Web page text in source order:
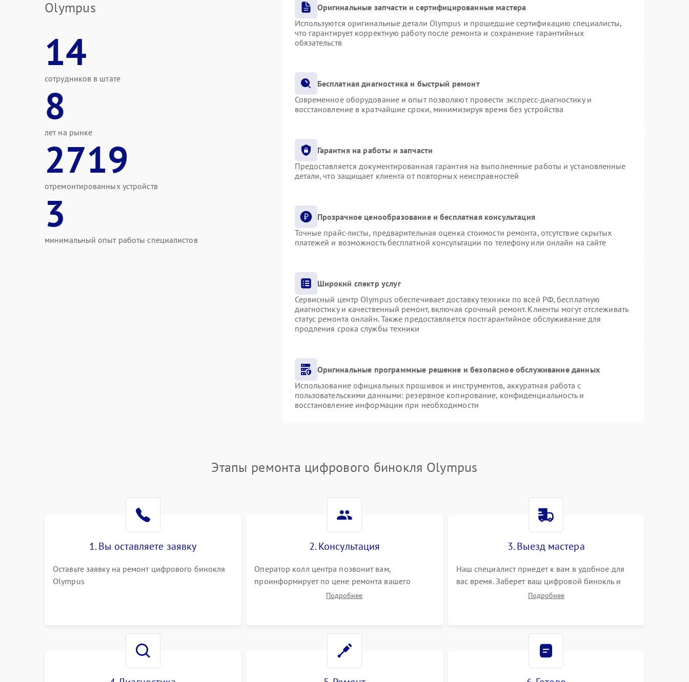
Olympus
14
сотрудников в штате
8
лет на рынке
2719
отремонтированных устройств
3
минимальный опыт работы специалистов
Оригинальные запчасти и сертифицированные мастера
Используются оригинальные детали Olympus и прошедшие сертификацию специалисты,
что гарантирует корректную работу после ремонта и сохранение гарантийных
обязательств
Бесплатная диагностика и быстрый ремонт
Современное оборудование и опыт позволяют провести экспресс-диагностику и
восстановление в кратчайшие сроки, минимизируя время без устройства
Гарантия на работы и запчасти
Предоставляется документированная гарантия на выполненные работы и установленные
детали, что защищает клиента от повторных неисправностей
Прозрачное ценообразование и бесплатная консультация
Точные прайс-листы, предварительная оценка стоимости ремонта, отсутствие скрытых
платежей и возможность бесплатной консультации по телефону или онлайн на сайте
Широкий спектр услуг
Сервисный центр Olympus обеспечивает доставку техники по всей РФ, бесплатную
диагностику и качественный ремонт, включая срочный ремонт. Клиенты могут отслеживать
статус ремонта онлайн. Также предоставляется постгарантийное обслуживание для
продления срока службы техники
Оригинальные программные решение и безопасное обслуживание данных
Использование официальных прошивок и инструментов, аккуратная работа с
пользовательскими данными: резервное копирование, конфиденциальность и
восстановление информации при необходимости
Этапы ремонта цифрового бинокля Olympus
1. Вы оставляете заявку
Оставьте заявку на ремонт цифрового бинокля
Olympus
2. Консультация
Оператор колл центра позвонит вам,
проинформирует по цене ремонта вашего
цифрового бинокля а также ответит на все ваши
Подробнее
3. Выезд мастера
Наш специалист приедет к вам в удобное для
вас время. Заберет ваш цифровой бинокль и
привезет на склад для диагностики.
Подробнее